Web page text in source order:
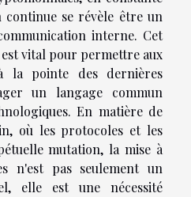
se révèle être un
interne. Cet
vital pour permettre aux
la pointe des dernières
un langage commun
En matière de
où les protocoles et les
mutation, la mise à
n'est pas seulement un
elle est une nécessité